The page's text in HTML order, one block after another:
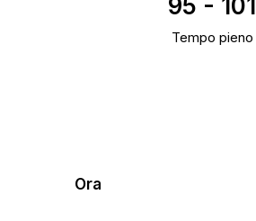
95 - 101
Tempo pieno
Ora